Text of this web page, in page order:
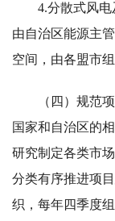
4.分散式风电
由自治区能源主
空间，由各盟市组
（四）规范
国家和自治区的
研究制定各类市
分类有序推进项
织，每年四季度